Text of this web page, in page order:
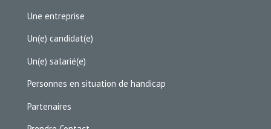
Une entreprise
Un(e) candidat(e)
Un(e) salarié(e)
Personnes en situation de handicap
Partenaires